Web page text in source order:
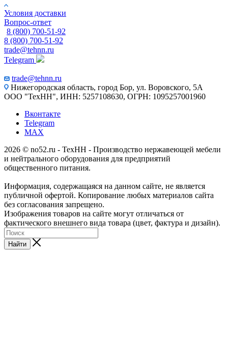
Условия доставки
Вопрос-ответ
8 (800) 700-51-92
8 (800) 700-51-92
trade@tehnn.ru
Telegram
trade@tehnn.ru
Нижегородская область, город Бор, ул. Воровского, 5А
ООО "ТехНН", ИНН: 5257108630, ОГРН: 1095257001960
Вконтакте
Telegram
MAX
2026 © no52.ru - ТехНН - Производство нержавеющей мебели
и нейтрального оборудования для предприятий
общественного питания.
Информация, содержащаяся на данном сайте, не является
публичной офертой. Копирование любых материалов сайта
без согласования запрещено.
Изображения товаров на сайте могут отличаться от
фактического внешнего вида товара (цвет, фактура и дизайн).
Найти